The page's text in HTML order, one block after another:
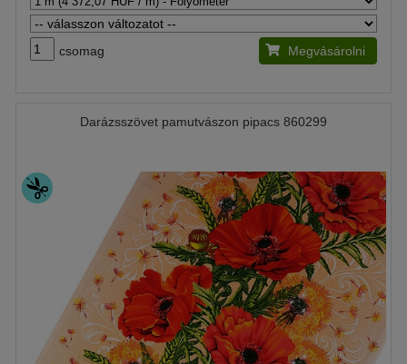
csomag Megvásárolni
Darázsszövet pamutvászon pipacs 860299